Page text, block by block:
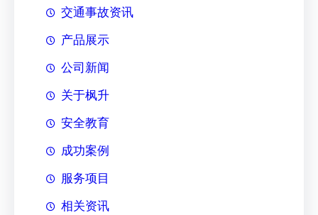
交通事故资讯
产品展示
公司新闻
关于枫升
安全教育
成功案例
服务项目
相关资讯